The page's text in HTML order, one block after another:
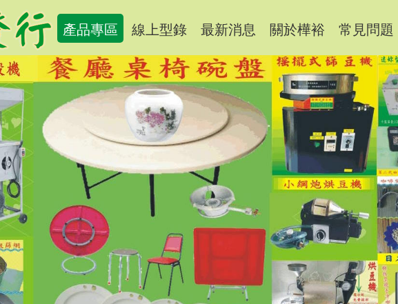
產品專區 線上型錄 最新消息 關於樺裕 常見問題